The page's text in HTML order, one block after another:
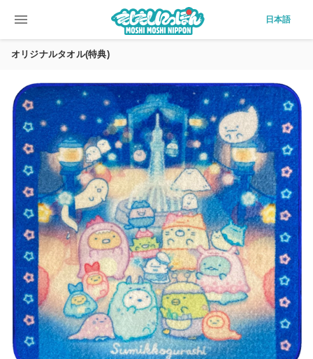
menu 日本語
オリジナルタオル(特典)